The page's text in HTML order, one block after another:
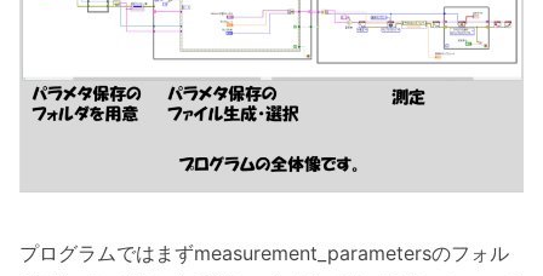
プログラムではまずmeasurement_parametersのフォル